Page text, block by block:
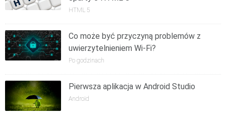
HTML 5
Co może być przyczyną problemów z
uwierzytelnieniem Wi-Fi?
Po godzinach
Pierwsza aplikacja w Android Studio
Android